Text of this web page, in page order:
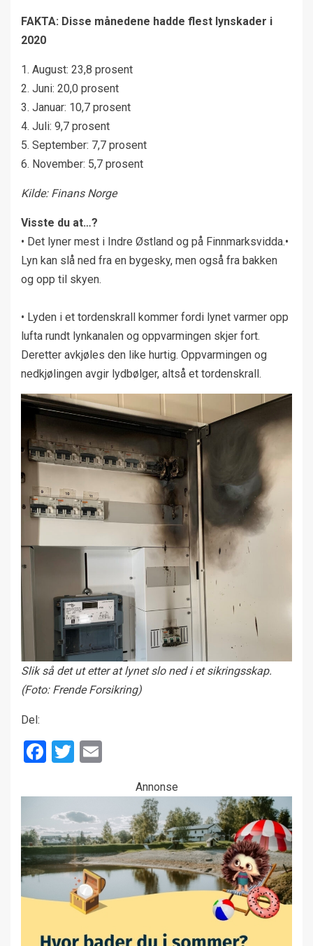
FAKTA: Disse månedene hadde flest lynskader i
2020
1. August: 23,8 prosent
2. Juni: 20,0 prosent
3. Januar: 10,7 prosent
4. Juli: 9,7 prosent
5. September: 7,7 prosent
6. November: 5,7 prosent
Kilde: Finans Norge
Visste du at…?
• Det lyner mest i Indre Østland og på Finnmarksvidda.•
Lyn kan slå ned fra en bygesky, men også fra bakken
og opp til skyen.
• Lyden i et tordenskrall kommer fordi lynet varmer opp
lufta rundt lynkanalen og oppvarmingen skjer fort.
Deretter avkjøles den like hurtig. Oppvarmingen og
nedkjølingen avgir lydbølger, altså et tordenskrall.
Slik så det ut etter at lynet slo ned i et sikringsskap.
(Foto: Frende Forsikring)
Del:
Facebook
Twitter
Annonse